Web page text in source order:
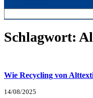
Schlagwort:
Wie Recycling von
14/08/2025